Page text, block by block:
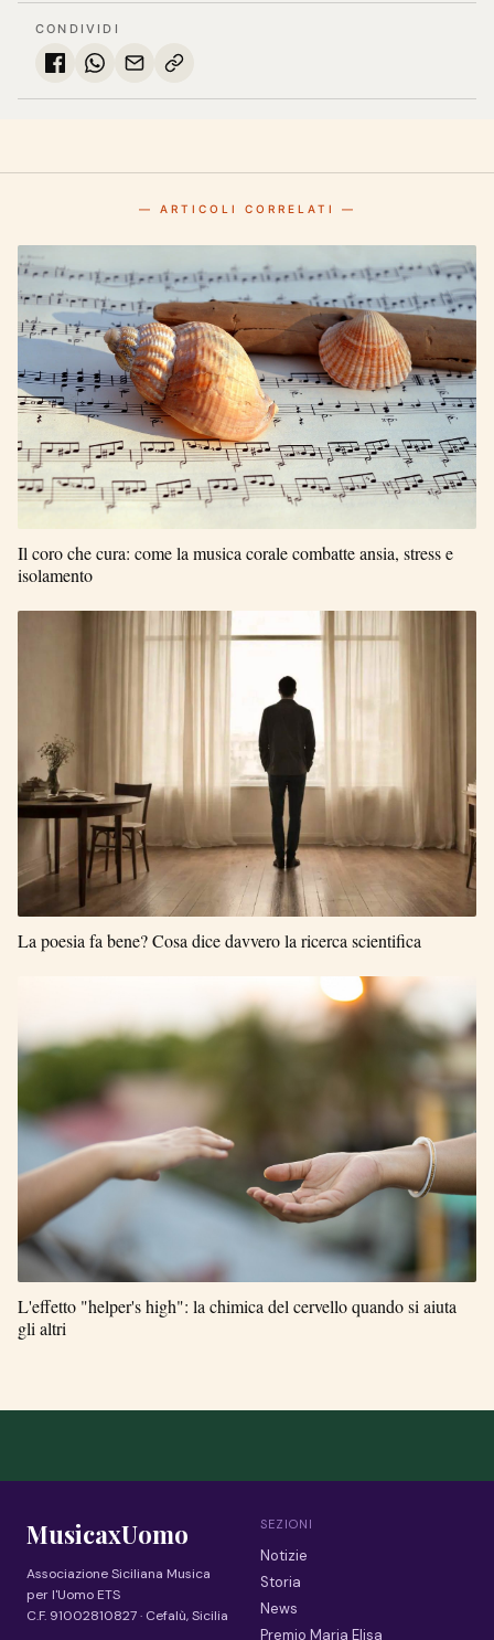
CONDIVIDI
— ARTICOLI CORRELATI —
Il coro che cura: come la musica corale combatte ansia, stress e
isolamento
La poesia fa bene? Cosa dice davvero la ricerca scientifica
L'effetto "helper's high": la chimica del cervello quando si aiuta
gli altri
MusicaxUomo
Associazione Siciliana Musica
per l'Uomo ETS
C.F. 91002810827 · Cefalù, Sicilia
SEZIONI
Notizie
Storia
News
Premio Maria Elisa